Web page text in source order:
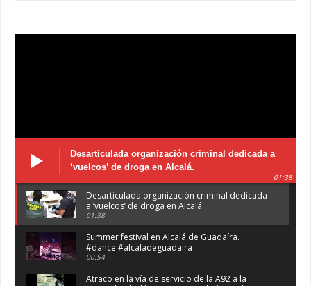
Desarticulada organización criminal dedicada a
‘vuelcos’ de droga en Alcalá.
01:38
Desarticulada organización criminal dedicada
a ‘vuelcos’ de droga en Alcalá.
01:38
Summer festival en Alcalá de Guadaíra.
#dance #alcaladeguadaira
00:54
Atraco en la vía de servicio de la A92 a la